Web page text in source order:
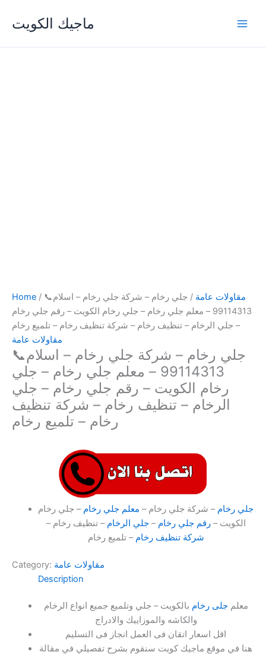
content
ماجيك الكويت
Home / مقاولات عامة / جلي رخام – شركة جلي رخام – اسلام📞
99114313 – معلم جلي رخام – جلي رخام الكويت – رقم جلي رخام
– جلي الرخام – تنظيف رخام – شركة تنظيف رخام – تلميع رخام
مقاولات عامة
جلي رخام – شركة جلي رخام – اسلام📞
99114313 – معلم جلي رخام – جلي
رخام الكويت – رقم جلي رخام – جلي
الرخام – تنظيف رخام – شركة تنظيف
رخام – تلميع رخام
جلي رخام – شركة جلي رخام –معلم جلي رخام – جلي رخام
الكويت –رقم جلي رخام –جلي الرخام – تنظيف رخام –
شركة تنظيف رخام – تلميع رخام
Category: مقاولات عامة
Description
معلمجلى رخام بالكويت – جلي وتلميع جميع انواع الرخام
والكاشه والموزاييك والادراج
اقل اسعار اتقان فى العمل انجاز فى التسليم
هنا في موقع ماجيك كويت سنقوم بشرح تفصيلي في مقالة